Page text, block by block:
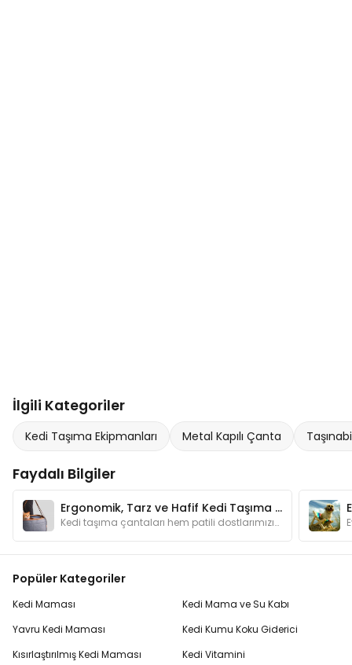
İlgili Kategoriler
Kedi Taşıma Ekipmanları Metal Kapılı Çanta
Faydalı Bilgiler
Ergonomik, Tarz ve Hafif Kedi Taşıma Çantaları
Kedi taşıma çantaları hem patili dostlarımızın hem de bizlerin ihtiyaçlarına cevap verecek özel tasarımları ile hayat kurtaran çözümler sunarlar.
Popüler Kategoriler
Kedi Maması
Yavru Kedi Maması
Kısırlaştırılmış Kedi Maması
Kedi Mama ve Su Kabı
Kedi Kumu Koku Giderici
Kedi Vitamini